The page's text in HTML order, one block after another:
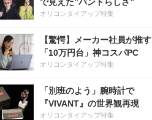
オリコンタイアップ特集
【驚愕】メーカー社員が推す
「10万円台」神コスパPC
オリコンタイアップ特集
「別班のよう」腕時計で
『VIVANT』の世界観再現
オリコンタイアップ特集